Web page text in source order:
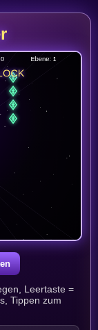
Leertaste =
Tippen zum